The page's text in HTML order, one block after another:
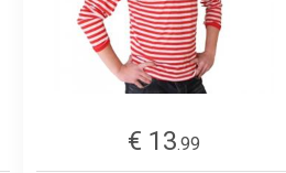
€ 13.99